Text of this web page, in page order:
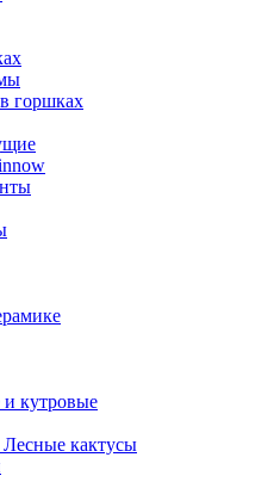
горшках
кутровые
кактусы